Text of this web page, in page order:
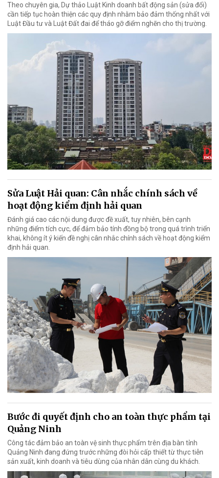
Theo chuyên gia, Dự thảo Luật Kinh doanh bất động sản (sửa đổi)
cần tiếp tục hoàn thiện các quy định nhằm bảo đảm thống nhất với
Luật Đầu tư và Luật Đất đai để tháo gỡ điểm nghẽn cho thị trường.
Sửa Luật Hải quan: Cân nhắc chính sách về
hoạt động kiểm định hải quan
Đánh giá cao các nội dung được đề xuất, tuy nhiên, bên cạnh
những điểm tích cực, để đảm bảo tính đồng bộ trong quá trình triển
khai, không ít ý kiến đề nghị cân nhắc chính sách về hoạt động kiểm
định hải quan.
Bước đi quyết định cho an toàn thực phẩm tại
Quảng Ninh
Công tác đảm bảo an toàn vệ sinh thực phẩm trên địa bàn tỉnh
Quảng Ninh đang đứng trước những đòi hỏi cấp thiết từ thực tiễn
sản xuất, kinh doanh và tiêu dùng của nhân dân cùng du khách.